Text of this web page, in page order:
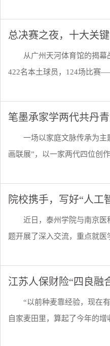
总决赛之夜，十大关
从广州天河体育馆的揭
422名本土球员，124场比赛
笔墨承家学两代共丹
一场以家庭文脉传承为
画联展”，以一家两代四位创
院校携手，写好“人工
近日，泰州学院与南京医
题开展了深入交流，重点就
江苏人保财险“四良融
“以前种麦靠经验，现在
自家麦田里，算起了今年的